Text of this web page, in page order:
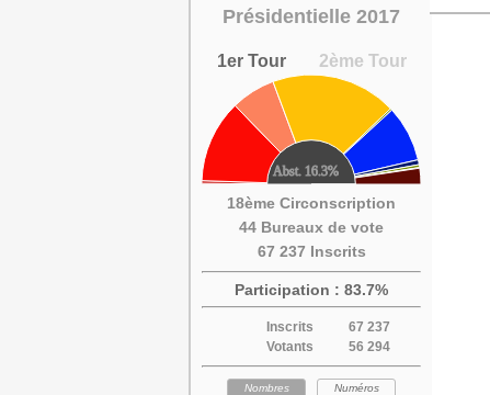
Présidentielle 2017
1er Tour 2ème Tour
18ème Circonscription
44 Bureaux de vote
67 237 Inscrits
Participation : 83.7%
Inscrits
67 237
Votants
56 294
Nombres
Numéros